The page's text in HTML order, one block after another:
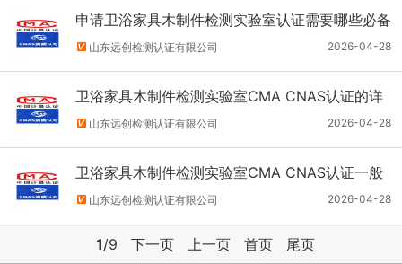
申请卫浴家具木制件检测实验室认证需要哪些必备
条件？
2026-04-28
山东远创检测认证有限公司
卫浴家具木制件检测实验室CMA CNAS认证的详
细申请材料清单
2026-04-28
山东远创检测认证有限公司
卫浴家具木制件检测实验室CMA CNAS认证一般
认证流程及周期？
2026-04-28
山东远创检测认证有限公司
1/9 下一页 上一页 首页 尾页